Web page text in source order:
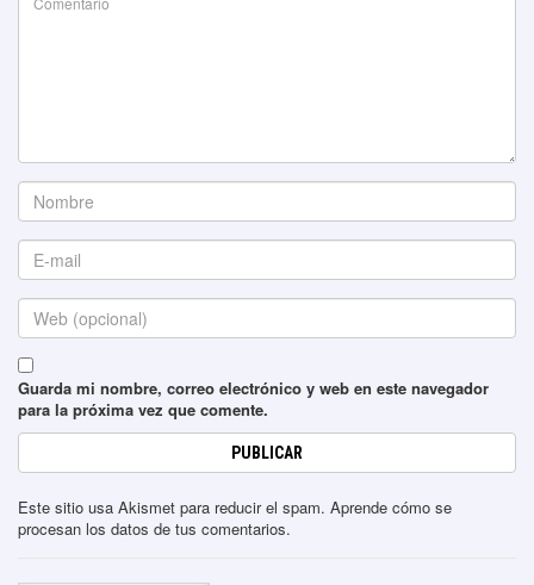
Guarda mi nombre, correo electrónico y web en este navegador
para la próxima vez que comente.
Este sitio usa Akismet para reducir el spam. Aprende cómo se
procesan los datos de tus comentarios.